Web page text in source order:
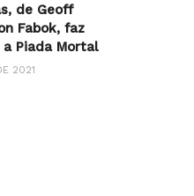
de Geoff
Fabok, faz
Piada Mortal
2021